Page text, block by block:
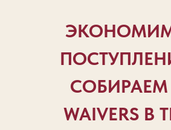
СОБИРАЕМ
WAIVERS В